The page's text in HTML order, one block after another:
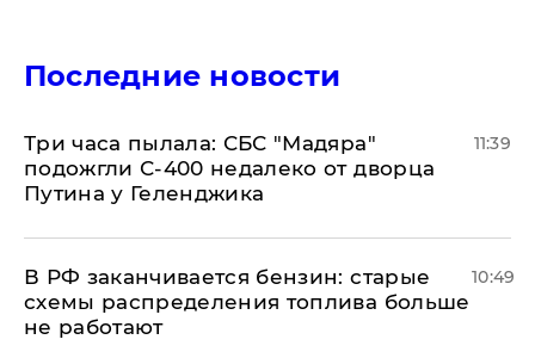
Последние новости
Три часа пылала: СБС "Мадяра"
подожгли С-400 недалеко от дворца
Путина у Геленджика
11:39
​В РФ заканчивается бензин: старые
схемы распределения топлива больше
не работают
10:49